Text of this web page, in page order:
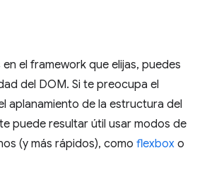
el framework que elijas, puedes
del DOM. Si te preocupa el
aplanamiento de la estructura del
puede resultar útil usar modos de
(y más rápidos), como flexbox o